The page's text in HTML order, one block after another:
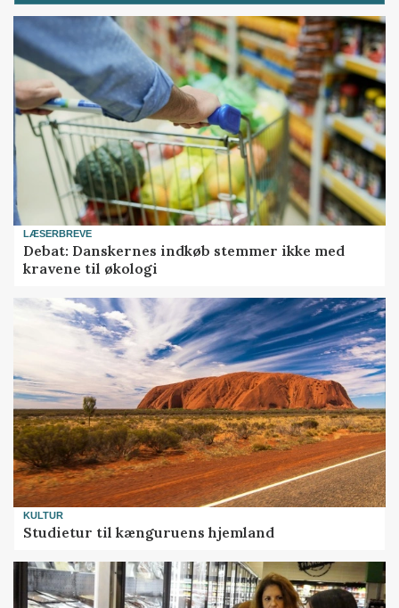
LÆSERBREVE
Debat: Danskernes indkøb stemmer ikke med
kravene til økologi
KULTUR
Studietur til kænguruens hjemland